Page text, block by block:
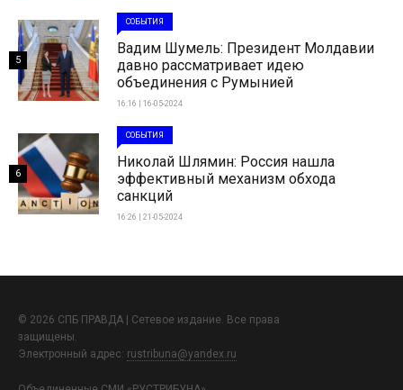
СОБЫТИЯ
Вадим Шумель: Президент Молдавии
давно рассматривает идею
объединения с Румынией
16:16 | 16-05-2024
5
СОБЫТИЯ
Николай Шлямин: Россия нашла
эффективный механизм обхода
санкций
16:26 | 21-05-2024
6
© 2026 СПБ ПРАВДА | Сетевое издание. Все права
защищены.
Электронный адрес: rustribuna@yandex.ru